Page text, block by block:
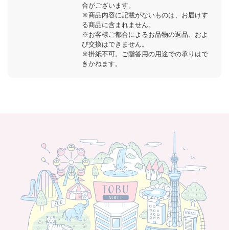
合がございます。
※商品内容に記載がないものは、お届けす
る商品に含まれません。
※お客様ご都合によるお品物の返品、およ
び交換はできません。
※掛紙不可。ご贈答用の用途での承りはで
きかねます。